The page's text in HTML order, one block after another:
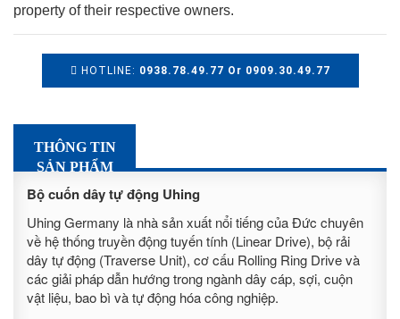
property of their respective owners.
HOTLINE: 0938.78.49.77 Or 0909.30.49.77
THÔNG TIN
SẢN PHẨM
Bộ cuốn dây tự động Uhing
Uhing Germany là nhà sản xuất nổi tiếng của Đức chuyên
về hệ thống truyền động tuyến tính (Linear Drive), bộ rải
dây tự động (Traverse Unit), cơ cấu Rolling Ring Drive và
các giải pháp dẫn hướng trong ngành dây cáp, sợi, cuộn
vật liệu, bao bì và tự động hóa công nghiệp.